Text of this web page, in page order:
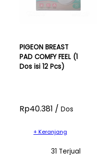
PIGEON BREAST
PAD COMFY FEEL (1
Dos isi 12 Pcs)
Rp40.381 / Dos
+ Keranjang
31 Terjual